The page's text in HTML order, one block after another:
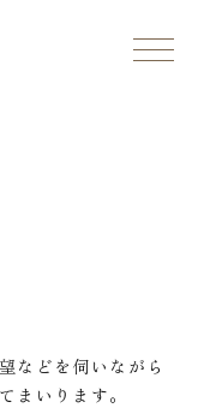
などを伺いながら
まいります。